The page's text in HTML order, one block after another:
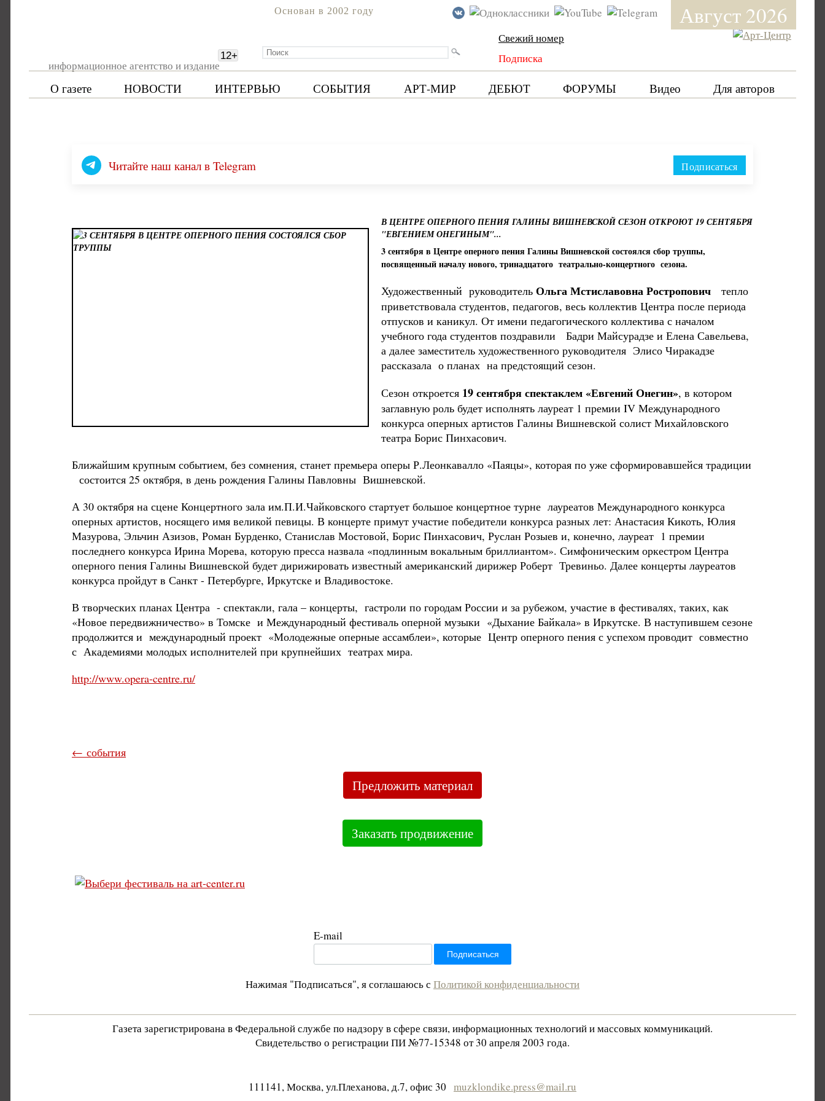
Август 2026
информационное агентство и издание
12+
Основан в 2002 году
Свежий номер
Подписка
О газете НОВОСТИ ИНТЕРВЬЮ СОБЫТИЯ АРТ-МИР ДЕБЮТ ФОРУМЫ Видео Для авторов
Читайте наш канал в Telegram Подписаться
В ЦЕНТРЕ ОПЕРНОГО ПЕНИЯ ГАЛИНЫ ВИШНЕВСКОЙ СЕЗОН ОТКРОЮТ 19 СЕНТЯБРЯ
"ЕВГЕНИЕМ ОНЕГИНЫМ"...
3 сентября в Центре оперного пения Галины Вишневской состоялся сбор труппы,
посвященный началу нового, тринадцатого театрально-концертного сезона.
Художественный руководитель Ольга Мстиславовна Ростропович тепло
приветствовала студентов, педагогов, весь коллектив Центра после периода
отпусков и каникул. От имени педагогического коллектива с началом
учебного года студентов поздравили Бадри Майсурадзе и Елена Савельева,
а далее заместитель художественного руководителя Элисо Чиракадзе
рассказала о планах на предстоящий сезон.
Сезон откроется 19 сентября спектаклем «Евгений Онегин», в котором
заглавную роль будет исполнять лауреат 1 премии IV Международного
конкурса оперных артистов Галины Вишневской солист Михайловского
театра Борис Пинхасович.
Ближайшим крупным событием, без сомнения, станет премьера оперы Р.Леонкавалло «Паяцы», которая по уже сформировавшейся традиции
состоится 25 октября, в день рождения Галины Павловны Вишневской.
А 30 октября на сцене Концертного зала им.П.И.Чайковского стартует большое концертное турне лауреатов Международного конкурса
оперных артистов, носящего имя великой певицы. В концерте примут участие победители конкурса разных лет: Анастасия Кикоть, Юлия
Мазурова, Эльчин Азизов, Роман Бурденко, Станислав Мостовой, Борис Пинхасович, Руслан Розыев и, конечно, лауреат 1 премии
последнего конкурса Ирина Морева, которую пресса назвала «подлинным вокальным бриллиантом». Симфоническим оркестром Центра
оперного пения Галины Вишневской будет дирижировать известный американский дирижер Роберт Тревиньо. Далее концерты лауреатов
конкурса пройдут в Санкт - Петербурге, Иркутске и Владивостоке.
В творческих планах Центра - спектакли, гала – концерты, гастроли по городам России и за рубежом, участие в фестивалях, таких, как
«Новое передвижничество» в Томске и Международный фестиваль оперной музыки «Дыхание Байкала» в Иркутске. В наступившем сезоне
продолжится и международный проект «Молодежные оперные ассамблеи», которые Центр оперного пения с успехом проводит совместно
с Академиями молодых исполнителей при крупнейших театрах мира.
http://www.opera-centre.ru/
← события
Предложить материал
Заказать продвижение
E-mail
Нажимая "Подписаться", я соглашаюсь с Политикой конфиденциальности
Газета зарегистрирована в Федеральной службе по надзору в сфере связи, информационных технологий и массовых коммуникаций.
Свидетельство о регистрации ПИ №77-15348 от 30 апреля 2003 года.
111141, Москва, ул.Плеханова, д.7, офис 30 muzklondike.press@mail.ru